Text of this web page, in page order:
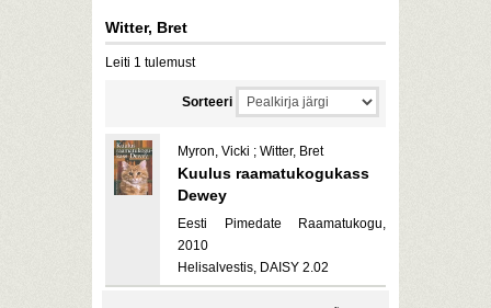
Witter, Bret
Leiti 1 tulemust
Sorteeri
Myron, Vicki ; Witter, Bret
Kuulus raamatukogukass
Dewey
Eesti Pimedate Raamatukogu,
2010
Helisalvestis, DAISY 2.02